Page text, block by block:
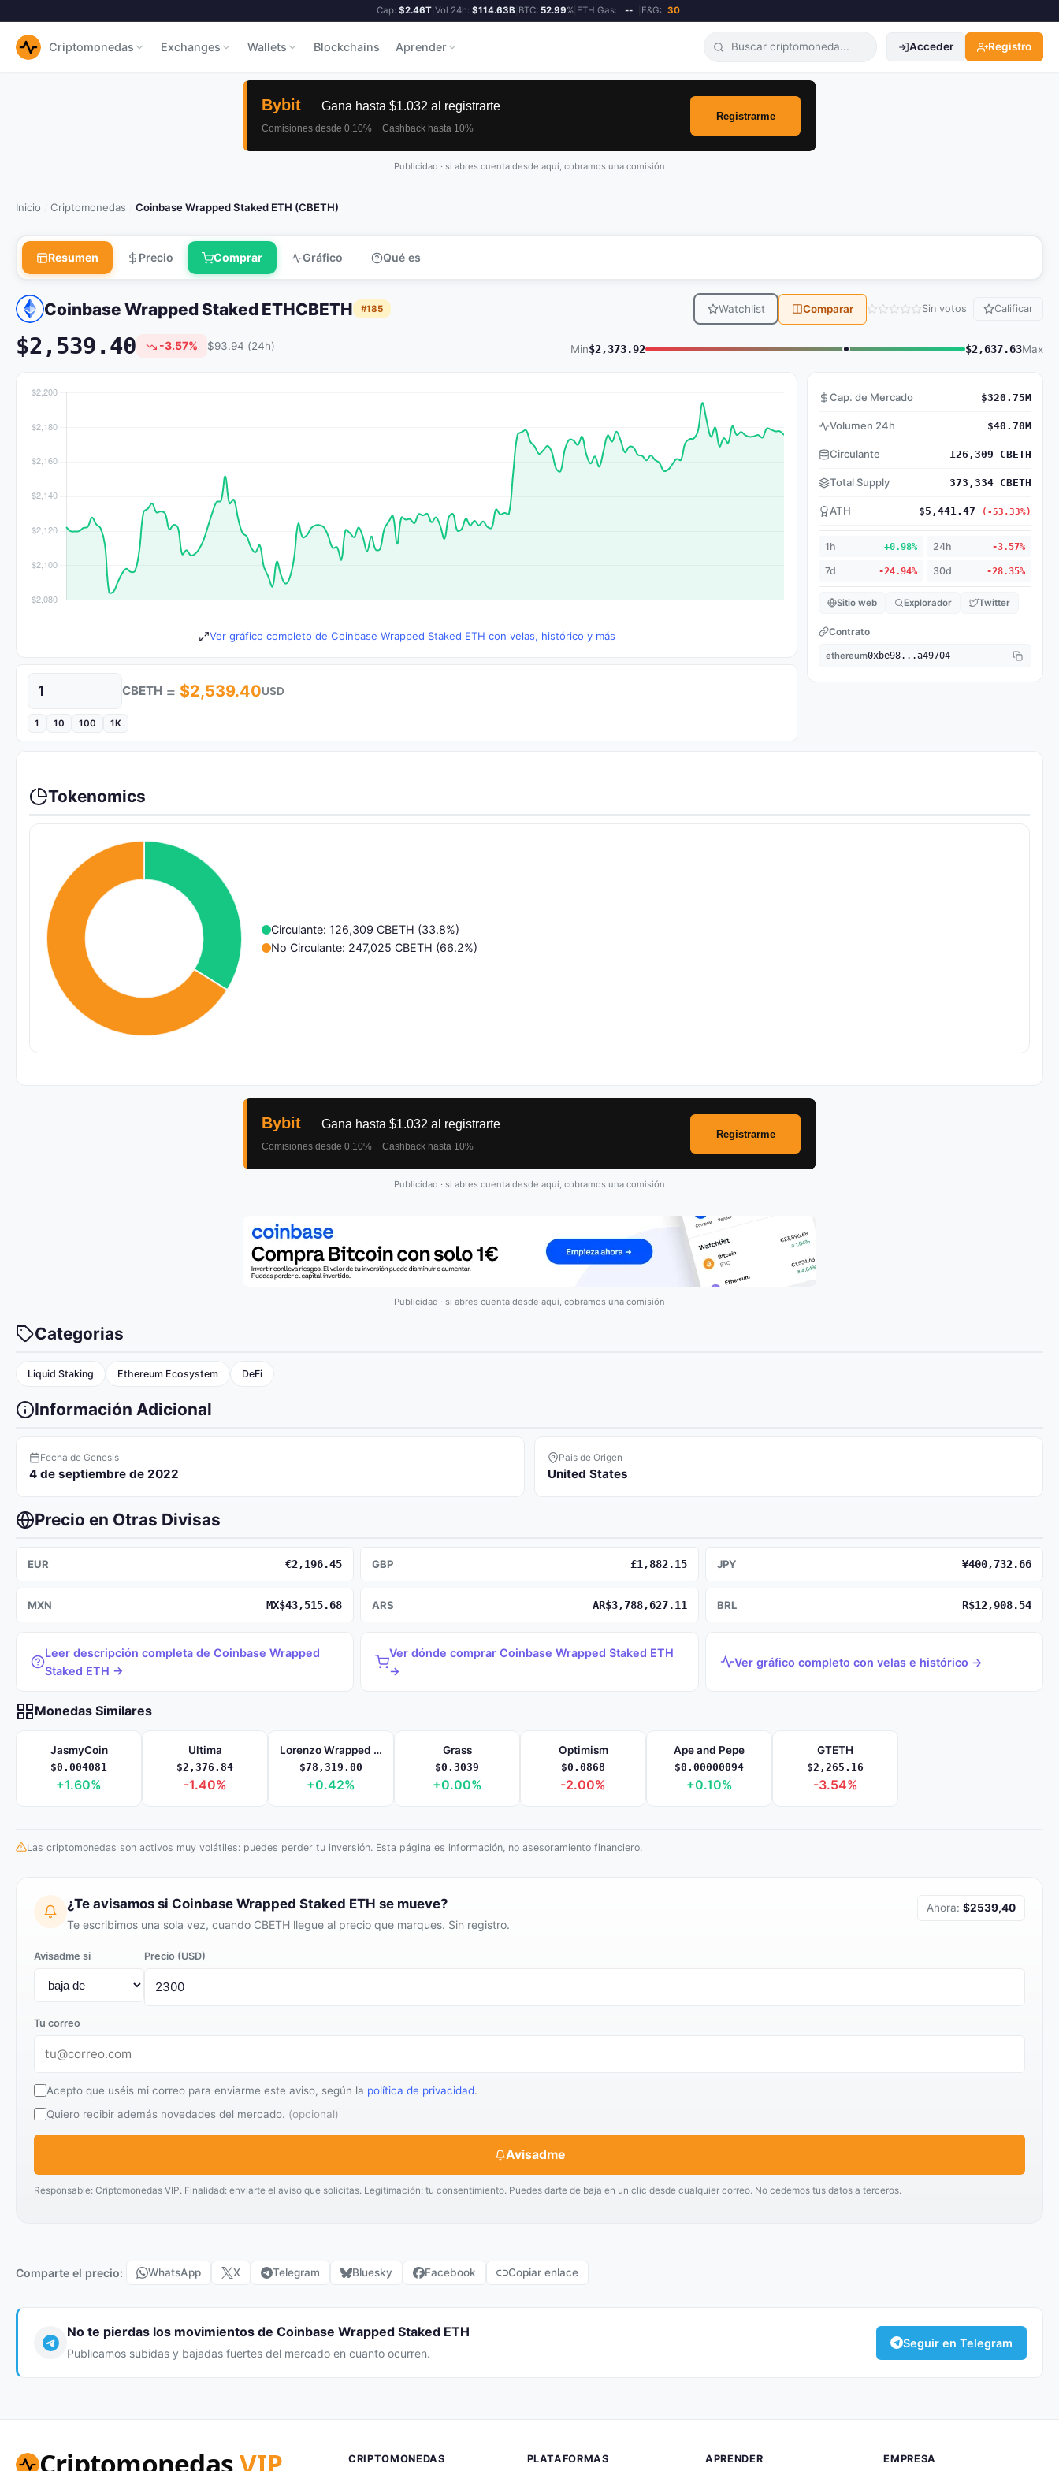
Cap: $2.46T| Vol 24h: $114.63B| BTC: 52.99%| ETH Gas: -- F&G: 30
Criptomonedas Exchanges Wallets Blockchains Aprender Acceder Registro
Publicidad · si abres cuenta desde aquí, cobramos una comisión
Inicio Criptomonedas Coinbase Wrapped Staked ETH (CBETH)
Resumen Precio Comprar Gráfico Qué es
Coinbase Wrapped Staked ETHCBETH #185 Watchlist Comparar Sin votos Calificar
$2,539.40 -3.57% $93.94 (24h) Min$2,373.92 $2,637.63Max
Ver gráfico completo de Coinbase Wrapped Staked ETH con velas, histórico y más
Cantidad CBETH = $2,539.40USD
1 10 100 1K
Cap. de Mercado $320.75M
Volumen 24h $40.70M
Circulante 126,309 CBETH
Total Supply 373,334 CBETH
ATH $5,441.47 (-53.33%)
1h +0.98% 24h -3.57%
7d -24.94% 30d -28.35%
Sitio web Explorador Twitter
Contrato
ethereum0xbe98...a49704
Tokenomics
Circulante: 126,309 CBETH (33.8%)
No Circulante: 247,025 CBETH (66.2%)
Publicidad · si abres cuenta desde aquí, cobramos una comisión
Publicidad · si abres cuenta desde aquí, cobramos una comisión
Categorias
Liquid Staking Ethereum Ecosystem DeFi
Información Adicional
Fecha de Genesis
4 de septiembre de 2022
Pais de Origen
United States
Precio en Otras Divisas
EUR €2,196.45 GBP £1,882.15 JPY ¥400,732.66
MXN MX$43,515.68 ARS AR$3,788,627.11 BRL R$12,908.54
Leer descripción completa de Coinbase Wrapped
Staked ETH →
Ver dónde comprar Coinbase Wrapped Staked ETH
→
Ver gráfico completo con velas e histórico →
Monedas Similares
JasmyCoin
$0.004081
+1.60%
Ultima
$2,376.84
-1.40%
Lorenzo Wrapped Bitcoin
$78,319.00
+0.42%
Grass
$0.3039
+0.00%
Optimism
$0.0868
-2.00%
Ape and Pepe
$0.00000094
+0.10%
GTETH
$2,265.16
-3.54%
Las criptomonedas son activos muy volátiles: puedes perder tu inversión. Esta página es información, no asesoramiento financiero.
¿Te avisamos si Coinbase Wrapped Staked ETH se mueve?
Te escribimos una sola vez, cuando CBETH llegue al precio que marques. Sin registro.
Ahora: $2539,40
Avisadme si Precio (USD)
Tu correo
Acepto que uséis mi correo para enviarme este aviso, según la política de privacidad.
Quiero recibir además novedades del mercado. (opcional)
Avisadme
Responsable: Criptomonedas VIP. Finalidad: enviarte el aviso que solicitas. Legitimación: tu consentimiento. Puedes darte de baja en un clic desde cualquier correo. No cedemos tus datos a terceros.
Comparte el precio: WhatsApp X Telegram Bluesky Facebook Copiar enlace
No te pierdas los movimientos de Coinbase Wrapped Staked ETH
Publicamos subidas y bajadas fuertes del mercado en cuanto ocurren.
Seguir en Telegram
CRIPTOMONEDAS PLATAFORMAS APRENDER EMPRESA